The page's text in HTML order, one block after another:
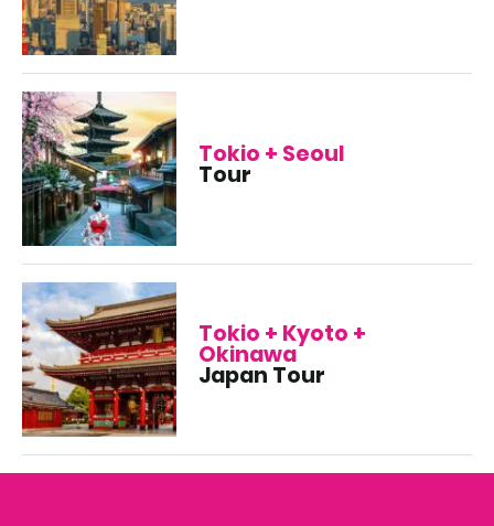
Tokio + Seoul
Tour
Tokio + Kyoto +
Okinawa
Japan Tour